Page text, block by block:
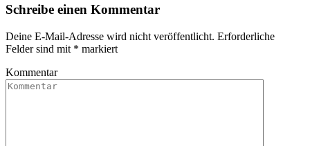
Schreibe einen Kommentar
Deine E-Mail-Adresse wird nicht veröffentlicht. Erforderliche
Felder sind mit * markiert
Kommentar